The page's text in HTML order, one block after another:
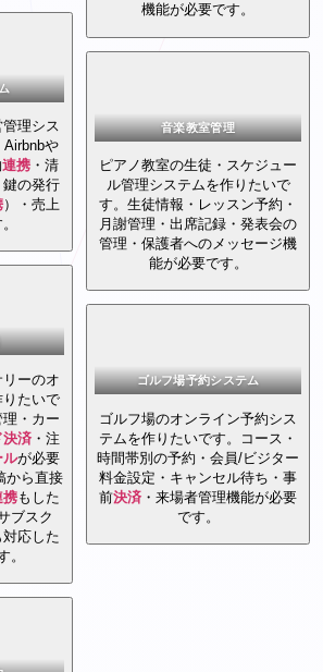
理シス
Airbnbや
連携 ・清
の発行
）・売上
ーのオ
たいで
・カー
決済 ・注
ルが必要
から直接
携もした
ブスク
対応した
。
機能が必要です。
音楽教室管理
ピアノ教室の生徒・スケジュー
ル管理システムを作りたいで
す。生徒情報・レッスン予約・
月謝管理・出席記録・発表会の
管理・保護者へのメッセージ機
能が必要です。
ゴルフ場予約システム
ゴルフ場のオンライン予約シス
テムを作りたいです。コース・
時間帯別の予約・会員/ビジター
料金設定・キャンセル待ち・事
前決済 ・来場者管理機能が必要
です。